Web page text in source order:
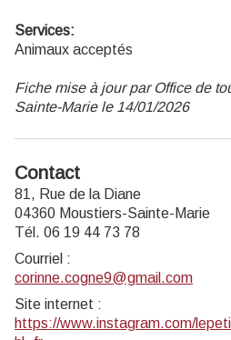
Services:
Animaux acceptés
Fiche mise à jour par Office de
Sainte-Marie le 14/01/2026
Contact
81, Rue de la Diane
04360 Moustiers-Sainte-Marie
Tél. 06 19 44 73 78
Courriel :
corinne.cogne9@gmail.com
Site internet :
https://www.instagram.com/